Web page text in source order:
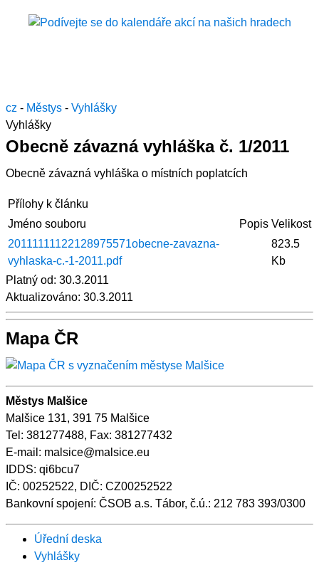
cz - Městys - Vyhlášky
Vyhlášky
Obecně závazná vyhláška č. 1/2011
Obecně závazná vyhláška o místních poplatcích
Přílohy k článku
Jméno souboru
Popis Velikost
20111111122128975571obecne-zavazna-
vyhlaska-c.-1-2011.pdf
823.5
Kb
Platný od: 30.3.2011
Aktualizováno: 30.3.2011
Mapa ČR
Městys Malšice
Malšice 131, 391 75 Malšice
Tel: 381277488, Fax: 381277432
E-mail: malsice@malsice.eu
IDDS: qi6bcu7
IČ: 00252522, DIČ: CZ00252522
Bankovní spojení: ČSOB a.s. Tábor, č.ú.: 212 783 393/0300
Úřední deska
Vyhlášky